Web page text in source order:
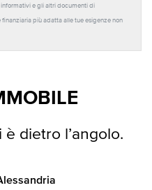
e gli altri documenti di
più adatta alle tue esigenze non
dietro l’angolo.